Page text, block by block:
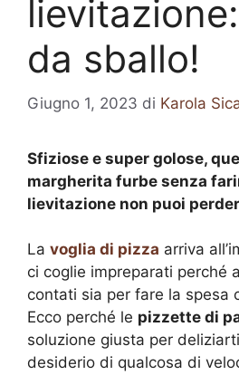
da sballo!
Giugno 1, 2023 di Karola
Sfiziose e super golose,
margherita furbe senza
lievitazione non puoi
La voglia di pizza arriva
ci coglie impreparati perché
contati sia per fare la spesa
Ecco perché le pizzette di
soluzione giusta per
desiderio di qualcosa di